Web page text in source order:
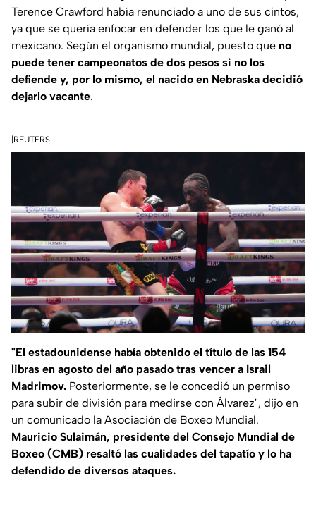
Terence Crawford había renunciado a uno de sus cintos,
ya que se quería enfocar en defender los que le ganó al
mexicano. Según el organismo mundial, puesto que no
puede tener campeonatos de dos pesos si no los
defiende y, por lo mismo, el nacido en Nebraska decidió
dejarlo vacante.
|REUTERS
"El estadounidense había obtenido el título de las 154
libras en agosto del año pasado tras vencer a Israil
Madrimov. Posteriormente, se le concedió un permiso
para subir de división para medirse con Álvarez", dijo en
un comunicado la Asociación de Boxeo Mundial.
Mauricio Sulaimán, presidente del Consejo Mundial de
Boxeo (CMB) resaltó las cualidades del tapatío y lo ha
defendido de diversos ataques.